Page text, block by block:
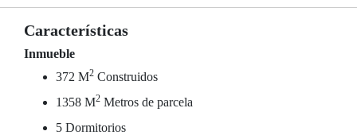
Características
Inmueble
372 M2 Construidos
1358 M2 Metros de parcela
5 Dormitorios